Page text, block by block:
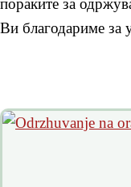
пораките за
Ви благодариме за